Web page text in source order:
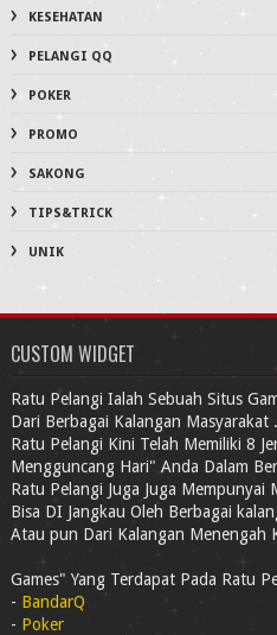
KESEHATAN
PELANGI QQ
POKER
PROMO
SAKONG
TIPS&TRICK
UNIK
CUSTOM WIDGET
Ratu Pelangi Ialah Sebuah Situs
Dari Berbagai Kalangan Masyarakat .
Ratu Pelangi Kini Telah Memiliki 8
Mengguncang Hari" Anda Dalam
Ratu Pelangi Juga Juga
Bisa DI Jangkau Oleh Berbagai
Atau pun Dari Kalangan Menengah
Games" Yang Terdapat Pada Ratu
- BandarQ
- Poker